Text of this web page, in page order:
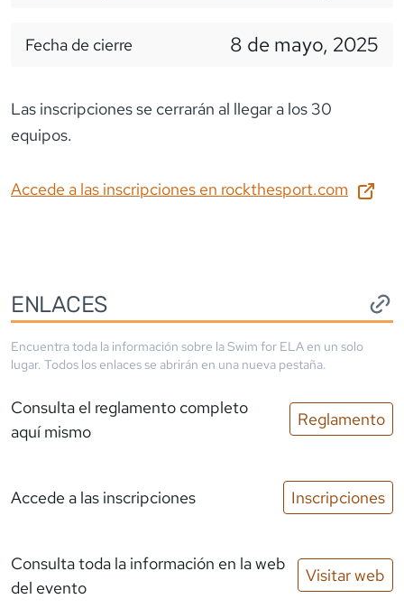
Fecha de cierre 8 de mayo, 2025
Las inscripciones se cerrarán al llegar a los 30
equipos.
Accede a las inscripciones en rockthesport.com
ENLACES
Encuentra toda la información sobre laSwim for ELA en un solo
lugar. Todos los enlaces se abrirán en una nueva pestaña.
Consulta el reglamento completo
aquí mismo
Reglamento
Accede a las inscripciones Inscripciones
Consulta toda la información en la web
del evento
Visitar web